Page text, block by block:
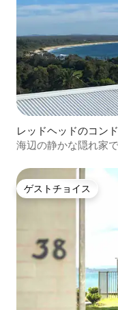
レッドヘッドのコン
海辺の静かな隠れ家
ゲストチョイス
ゲストチョイス